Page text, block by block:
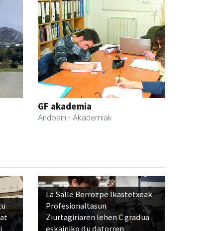
GF akademia
Andoain - Akademiak
La Salle Berrozpe Ikastetxeak
Profesionaltasun
Ziurtagiriaren lehen C gradua
eskainiko du datorren